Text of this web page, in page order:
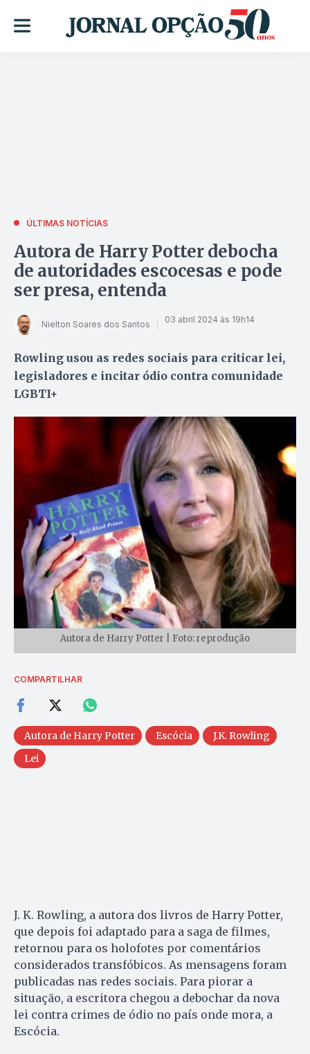
ÚLTIMAS NOTÍCIAS
Autora de Harry Potter debocha
de autoridades escocesas e pode
ser presa, entenda
Nielton Soares dos Santos 03 abril 2024 às 19h14
Rowling usou as redes sociais para criticar lei,
legisladores e incitar ódio contra comunidade
LGBTI+
Autora de Harry Potter | Foto: reprodução
COMPARTILHAR
Autora de Harry Potter Escócia
J.K. Rowling
Lei
J. K. Rowling, a autora dos livros de Harry Potter,
que depois foi adaptado para a saga de filmes,
retornou para os holofotes por comentários
considerados transfóbicos. As mensagens foram
publicadas nas redes sociais. Para piorar a
situação, a escritora chegou a debochar da nova
lei contra crimes de ódio no país onde mora, a
Escócia.